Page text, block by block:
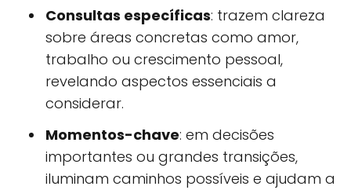
Consultas específicas: trazem clareza
sobre áreas concretas como amor,
trabalho ou crescimento pessoal,
revelando aspectos essenciais a
considerar.
Momentos-chave: em decisões
importantes ou grandes transições,
iluminam caminhos possíveis e ajudam a